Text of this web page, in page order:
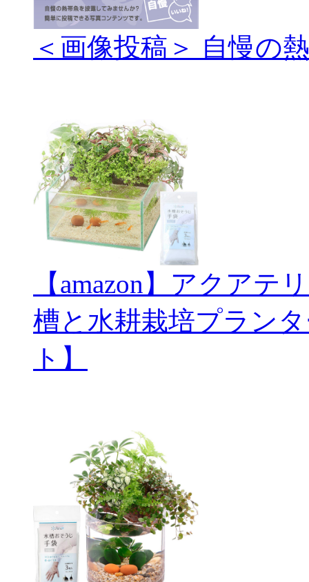
＜画像投稿＞ 自慢の
【amazon】アクアテ
槽と水耕栽培プラン
ト】